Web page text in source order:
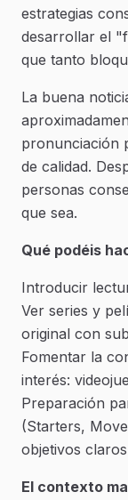
estrategias
desarrollar el
que tanto
La buena
pronunciación
de calidad.
personas
que sea.
Qué podéis
Introducir
Ver series y
original con
Fomentar la
interés:
Preparación
(Starters,
objetivos
El contexto